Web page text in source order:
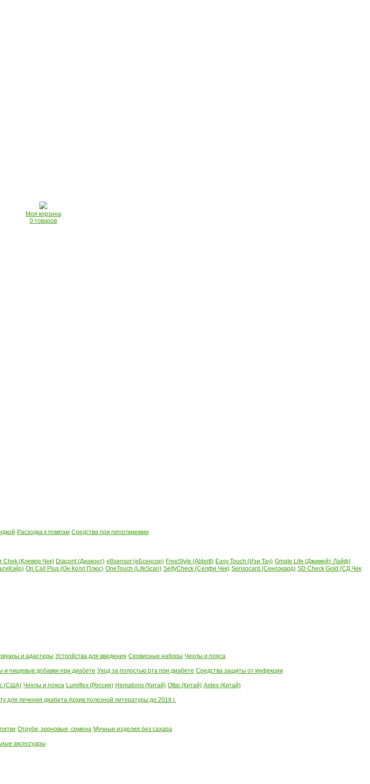
Моя корзина
0 товаров
Расходка к помпам Средства при гипогликемии
Chek (Клевер Чек) Diacont (Диаконт) eBsensor (еБсенсор) FreeStyle (Abbott) Easy Touch (Изи Тач) Gmate Life (Джимейт Лайф)
On Call Plus (Он Колл Плюс) OneTouch (LifeScan) SelfyCheck (Селфи Чек) Sensocard (Сенсокард) SD Check Gold (СД Чек
и адаптеры Устройства для введения Сервисные наборы Чехлы и пояса
и пищевые добавки при диабете Уход за полостью рта при диабете Средства защиты от инфекции
(США) Чехлы и пояса Lumiflex (Россия) Hematonix (Китай) Ottai (Китай) Aidex (Китай)
для лечения диабета Архив полезной литературы до 2018 г.
Отруби, зерновые, семена Мучные изделия без сахара
аксессуары